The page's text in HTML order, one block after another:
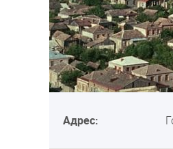
Адрес: